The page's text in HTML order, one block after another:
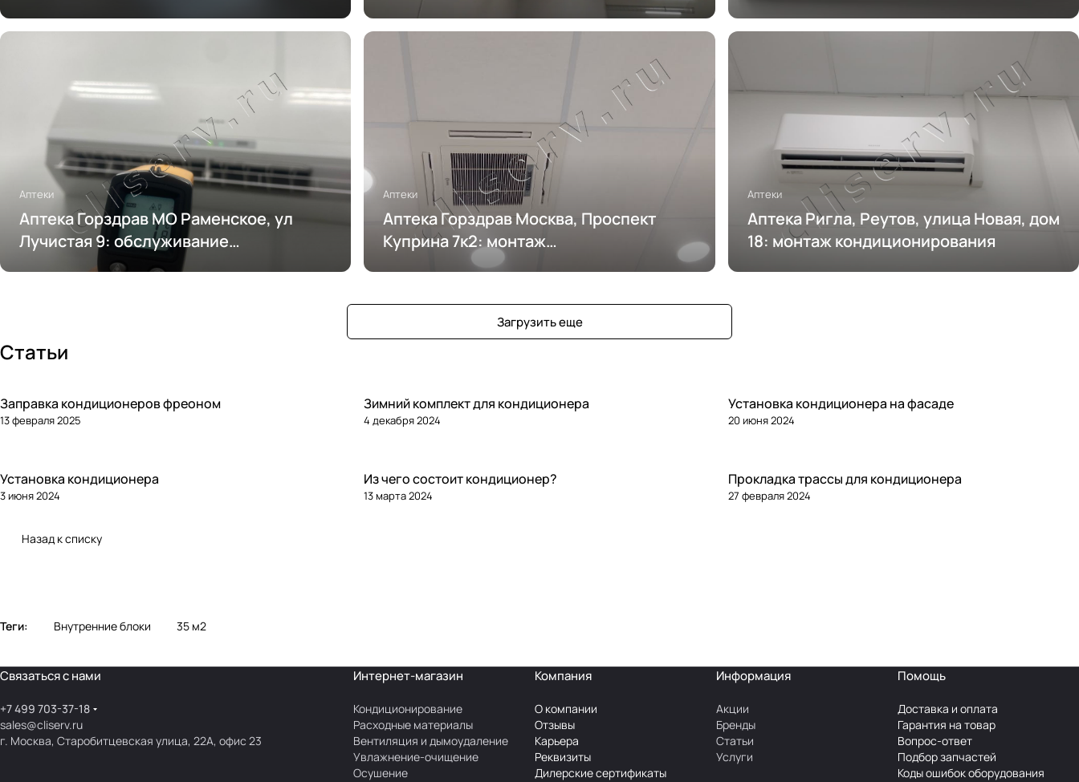
Аптеки
Аптека Горздрав МО Раменское, ул
Лучистая 9: обслуживание
кондиционирования
Аптеки
Аптека Горздрав Москва, Проспект
Куприна 7к2: монтаж
кондиционирования
Аптеки
Аптека Ригла, Реутов, улица Новая, дом
18: монтаж кондиционирования
Загрузить еще
Статьи
Заправка кондиционеров фреоном
13 февраля 2025
Зимний комплект для кондиционера
4 декабря 2024
Установка кондиционера на фасаде
20 июня 2024
Установка кондиционера
3 июня 2024
Из чего состоит кондиционер?
13 марта 2024
Прокладка трассы для кондиционера
27 февраля 2024
Назад к списку
Теги: Внутренние блоки 35 м2
Связаться с нами
+7 499 703-37-18
sales@cliserv.ru
г. Москва, Старобитцевская улица, 22А, офис 23
Интернет-магазин
Кондиционирование
Расходные материалы
Вентиляция и дымоудаление
Увлажнение-очищение
Осушение
Компания
О компании
Отзывы
Карьера
Реквизиты
Дилерские сертификаты
Информация
Акции
Бренды
Статьи
Услуги
Помощь
Доставка и оплата
Гарантия на товар
Вопрос-ответ
Подбор запчастей
Коды ошибок оборудования